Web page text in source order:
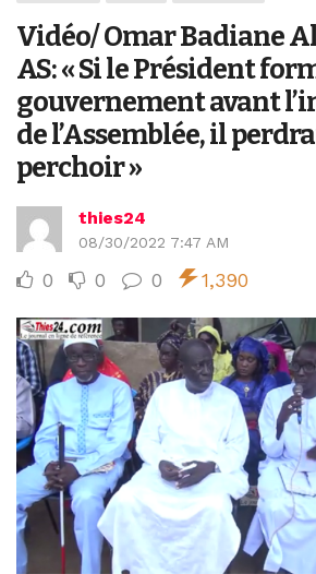
Vidéo/ Omar Badiane
AS: « Si le Président
gouvernement avant
de l’Assemblée, il
perchoir »
thies24
08/30/2022 7:47 AM
0 0 0 1,390